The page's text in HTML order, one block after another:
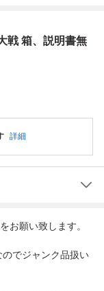
し、
戦 箱、説明書無
詳細
お願い致します。
のでジャンク品扱い